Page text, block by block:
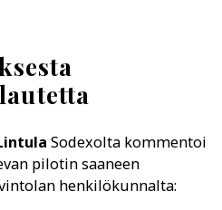
Sodexolta kommentoi
pilotin saaneen
henkilökunnalta: